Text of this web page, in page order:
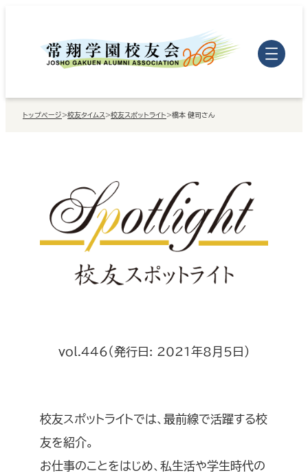
トップページ >校友タイムス >校友スポットライト >橋本 健司さん
vol.446（発行日: 2021年8月5日）
校友スポットライトでは、最前線で活躍する校
友を紹介。
お仕事のことをはじめ、私生活や学生時代の